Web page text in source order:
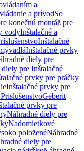
a
a prívodSo
konečnú montáž pre
vodyInštalačné a
Inštalačné
Inštalačné prvky
diely pre
pre Inštalačné
prvky pre práčky
Inštalačné prvky pre
Geberit
prvky pre
Náhradné diely pre
Nadomietkové
položenéNáhradné
diely pre